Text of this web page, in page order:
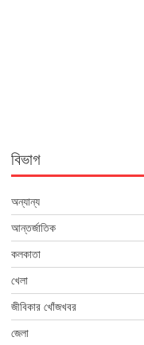
বিভাগ
অন্যান্য
আন্তর্জাতিক
কলকাতা
খেলা
জীবিকার খোঁজখবর
জেলা